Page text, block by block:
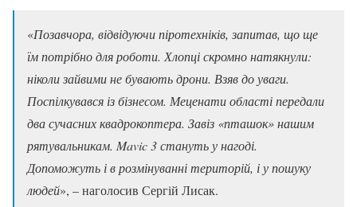
«Позавчора, відвідуючи піротехніків, запитав, що ще
їм потрібно для роботи. Хлопці скромно натякнули:
ніколи зайвими не бувають дрони. Взяв до уваги.
Поспілкувався із бізнесом. Меценати області передали
два сучасних квадрокоптера. Завіз «пташок» нашим
рятувальникам. Mavic 3 стануть у нагоді.
Допоможуть і в розмінуванні територій, і у пошуку
людей», – наголосив Сергій Лисак.